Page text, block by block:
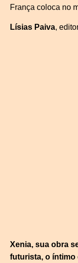
França coloca no
Lísias Paiva,
Xenia, sua obra
futurista, o íntimo